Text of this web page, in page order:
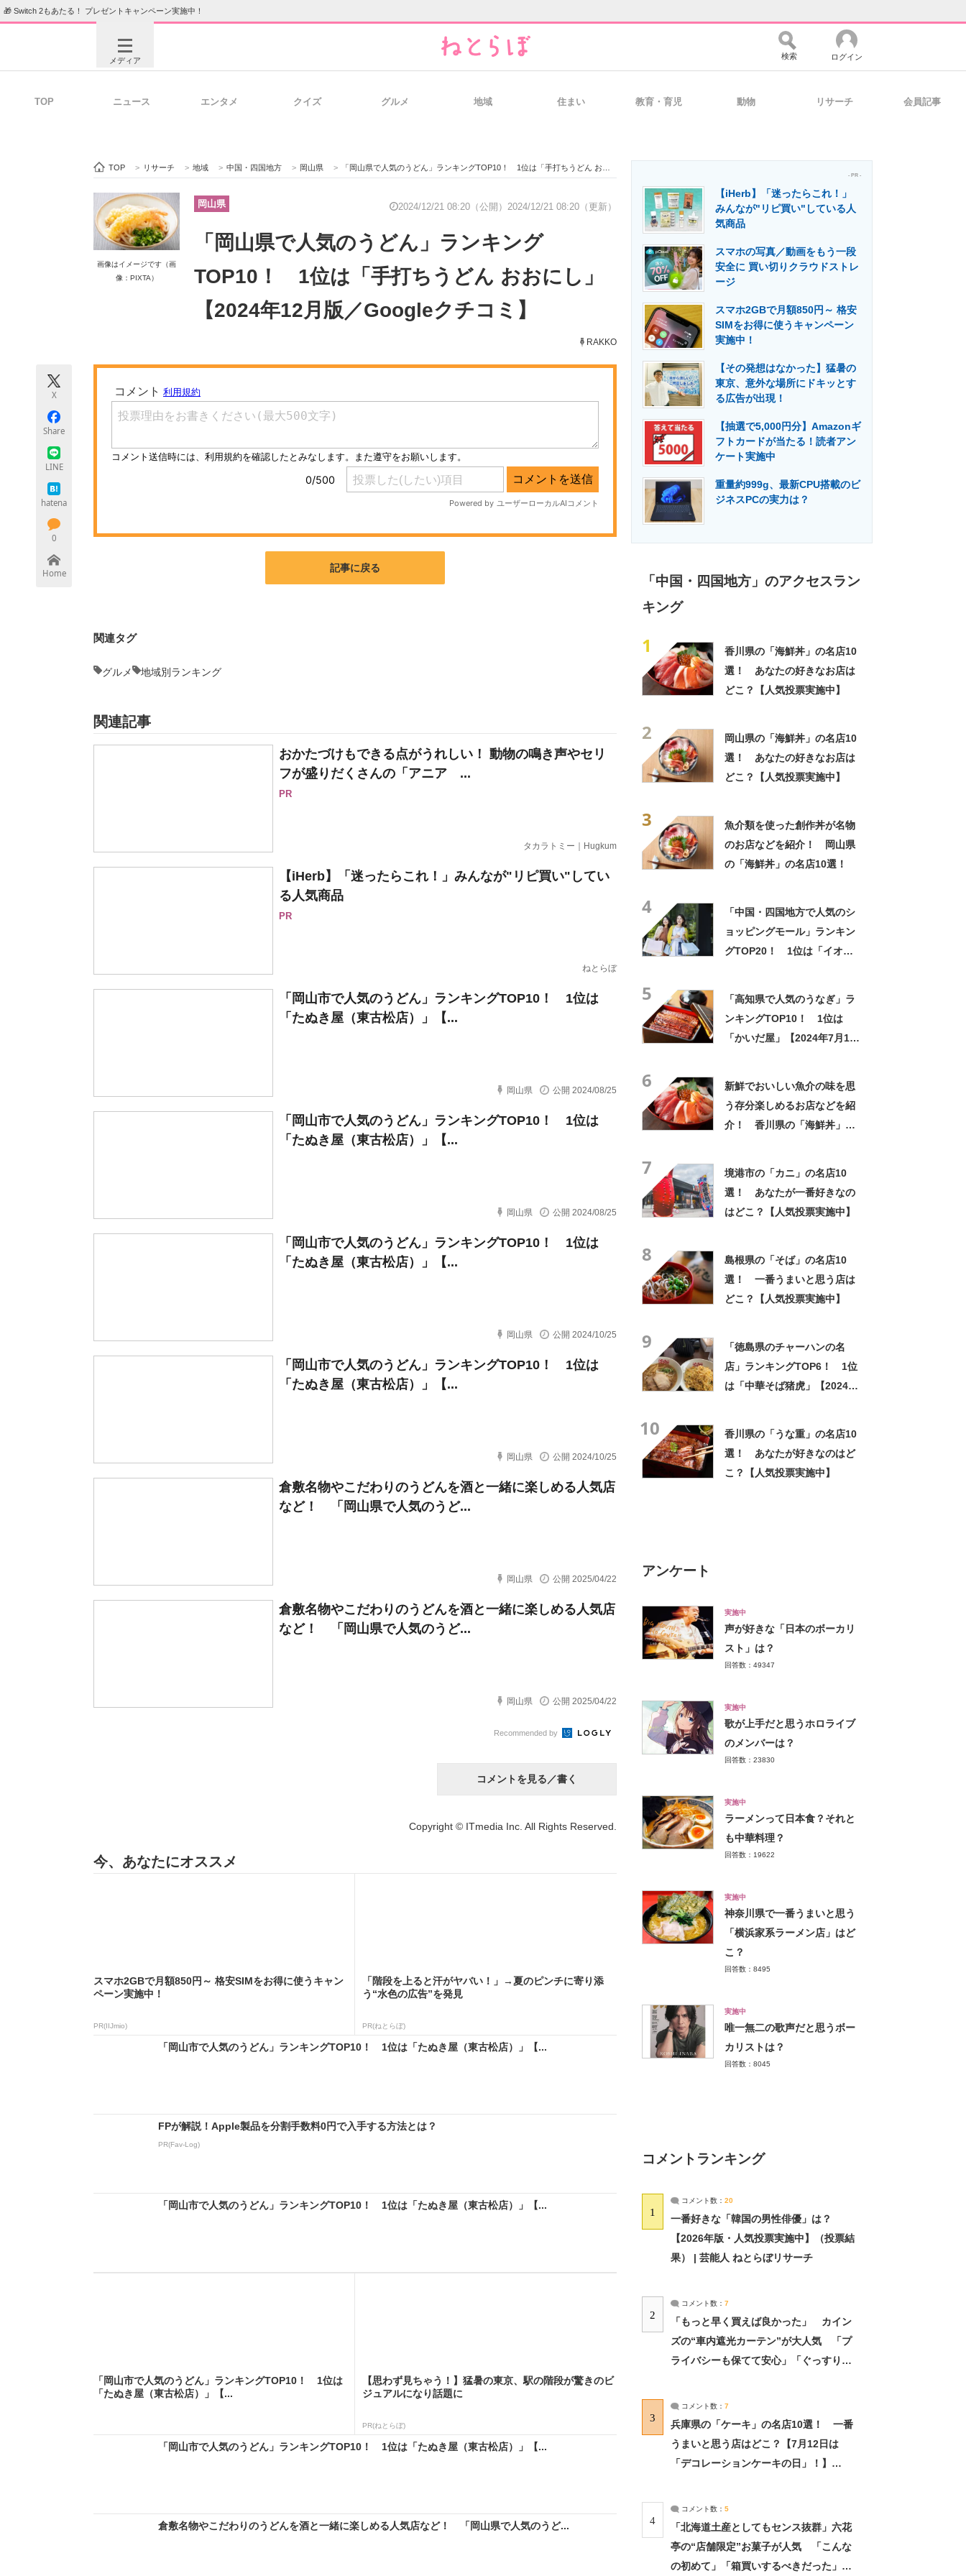
🎁 Switch 2もあたる！ プレゼントキャンペーン実施中！
メディア
ビジネスと働き方のヒント 経営リーダーのコミュニティ マーケ×ITの今がよく分かる
ITエンジニア向け専門サイト 製造業のIT導入・活用を支援
エネルギーの専門メディア 建設×テクノロジーの最前線
ちょっと気になるネットの話題
検索 ログイン
TOP ニュース エンタメ クイズ グルメ 地域 住まい 教育・育児 動物 リサーチ 会員記事
TOP > リサーチ > 地域 > 中国・四国地方 > 岡山県 > 「岡山県で人気のうどん」ランキングTOP10！ 1位は「手打ちうどん おおにし」【2024年12月版／Googleクチコミ】
画像はイメージです（画
像：PIXTA）
岡山県 2024/12/21 08:20（公開） 2024/12/21 08:20（更新）
「岡山県で人気のうどん」ランキング
TOP10！ 1位は「手打ちうどん おおにし」
【2024年12月版／Googleクチコミ】
RAKKO
X
Share
LINE
hatena
0
Home 記事に戻る
関連タグ
グルメ 地域別ランキング
関連記事
おかたづけもできる点がうれしい！ 動物の鳴き声やセリ
フが盛りだくさんの「アニア ...
PR
タカラトミー｜Hugkum
【iHerb】「迷ったらこれ！」みんなが"リピ買い"してい
る人気商品
PR
ねとらぼ
「岡山市で人気のうどん」ランキングTOP10！ 1位は
「たぬき屋（東古松店）」【...
岡山県 公開 2024/08/25
「岡山市で人気のうどん」ランキングTOP10！ 1位は
「たぬき屋（東古松店）」【...
岡山県 公開 2024/08/25
「岡山市で人気のうどん」ランキングTOP10！ 1位は
「たぬき屋（東古松店）」【...
岡山県 公開 2024/10/25
「岡山市で人気のうどん」ランキングTOP10！ 1位は
「たぬき屋（東古松店）」【...
岡山県 公開 2024/10/25
倉敷名物やこだわりのうどんを酒と一緒に楽しめる人気店
など！ 「岡山県で人気のうど...
岡山県 公開 2025/04/22
倉敷名物やこだわりのうどんを酒と一緒に楽しめる人気店
など！ 「岡山県で人気のうど...
岡山県 公開 2025/04/22
Recommended by
コメントを見る／書く
Copyright © ITmedia Inc. All Rights Reserved.
今、あなたにオススメ
スマホ2GBで月額850円～ 格安SIMをお得に使うキャン
ペーン実施中！
PR(IIJmio)
「階段を上ると汗がヤバい！」→夏のピンチに寄り添
う“水色の広告”を発見
PR(ねとらぼ)
「岡山市で人気のうどん」ランキングTOP10！ 1位は「たぬき屋（東古松店）」【...
FPが解説！Apple製品を分割手数料0円で入手する方法とは？
PR(Fav-Log)
「岡山市で人気のうどん」ランキングTOP10！ 1位は「たぬき屋（東古松店）」【...
「岡山市で人気のうどん」ランキングTOP10！ 1位は
「たぬき屋（東古松店）」【...
【思わず見ちゃう！】猛暑の東京、駅の階段が驚きのビ
ジュアルになり話題に
PR(ねとらぼ)
「岡山市で人気のうどん」ランキングTOP10！ 1位は「たぬき屋（東古松店）」【...
倉敷名物やこだわりのうどんを酒と一緒に楽しめる人気店など！ 「岡山県で人気のうど...
- PR -
【iHerb】「迷ったらこれ！」
みんなが"リピ買い"している人
気商品
スマホの写真／動画をもう一段
安全に 買い切りクラウドストレ
ージ
スマホ2GBで月額850円～ 格安
SIMをお得に使うキャンペーン
実施中！
【その発想はなかった】猛暑の
東京、意外な場所にドキッとす
る広告が出現！
【抽選で5,000円分】Amazonギ
フトカードが当たる！読者アン
ケート実施中
重量約999g、最新CPU搭載のビ
ジネスPCの実力は？
「中国・四国地方」のアクセスラン
キング
1
香川県の「海鮮丼」の名店10
選！ あなたの好きなお店は
どこ？【人気投票実施中】
2
岡山県の「海鮮丼」の名店10
選！ あなたの好きなお店は
どこ？【人気投票実施中】
3
魚介類を使った創作丼が名物
のお店などを紹介！ 岡山県
の「海鮮丼」の名店10選！
4
「中国・四国地方で人気のシ
ョッピングモール」ランキン
グTOP20！ 1位は「イオン
5
「高知県で人気のうなぎ」ラ
ンキングTOP10！ 1位は
「かいだ屋」【2024年7月10
6
新鮮でおいしい魚介の味を思
う存分楽しめるお店などを紹
介！ 香川県の「海鮮丼」の
7
境港市の「カニ」の名店10
選！ あなたが一番好きなの
はどこ？【人気投票実施中】
8
島根県の「そば」の名店10
選！ 一番うまいと思う店は
どこ？【人気投票実施中】
9
「徳島県のチャーハンの名
店」ランキングTOP6！ 1位
は「中華そば猪虎」【2024年
10
香川県の「うな重」の名店10
選！ あなたが好きなのはど
こ？【人気投票実施中】
アンケート
実施中
声が好きな「日本のボーカリ
スト」は？
回答数：49347
実施中
歌が上手だと思うホロライブ
のメンバーは？
回答数：23830
実施中
ラーメンって日本食？それと
も中華料理？
回答数：19622
実施中
神奈川県で一番うまいと思う
「横浜家系ラーメン店」はど
こ？
回答数：8495
実施中
唯一無二の歌声だと思うボー
カリストは？
回答数：8045
コメントランキング
1
コメント数： 20
一番好きな「韓国の男性俳優」は？
【2026年版・人気投票実施中】（投票結
果） | 芸能人 ねとらぼリサーチ
2
コメント数： 7
「もっと早く買えば良かった」 カイン
ズの“車内遮光カーテン”が大人気 「プ
ライバシーも保てて安心」「ぐっすり眠
3
コメント数： 7
兵庫県の「ケーキ」の名店10選！ 一番
うまいと思う店はどこ？【7月12日は
「デコレーションケーキの日」！】
4
コメント数： 5
「北海道土産としてもセンス抜群」六花
亭の“店舗限定”お菓子が人気 「こんな
の初めて」「箱買いするべきだった」